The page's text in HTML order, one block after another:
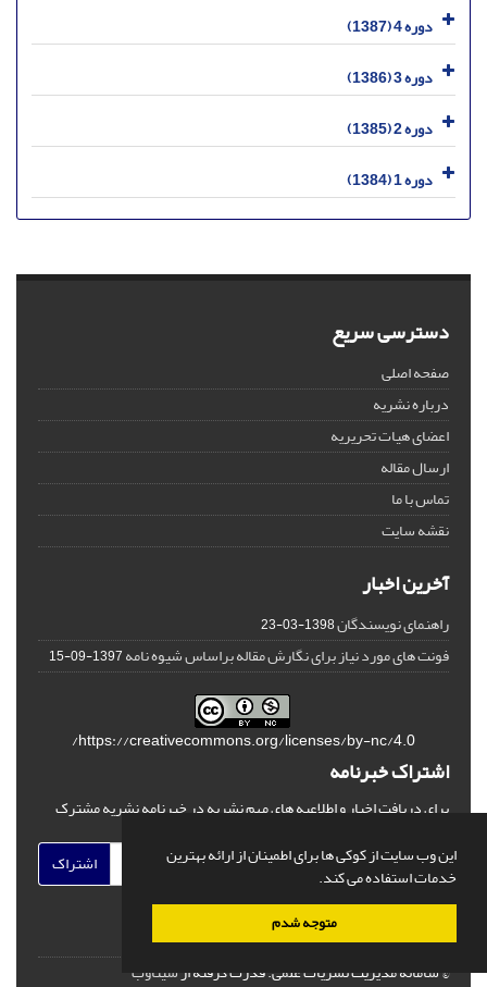
این وب سایت از کوکی ها برای اطمینان از ارائه بهترین
خدمات استفاده می کند.
متوجه شدم
دوره 4 (1387)
دوره 3 (1386)
دوره 2 (1385)
دوره 1 (1384)
دسترسی سریع
صفحه اصلی
درباره نشریه
اعضای هیات تحریریه
ارسال مقاله
تماس با ما
نقشه سایت
آخرین اخبار
راهنمای نویسندگان1398-03-23
فونت های مورد نیاز برای نگارش مقاله براساس شیوه نامه1397-09-15
https://creativecommons.org/licenses/by-nc/4.0/
اشتراک خبرنامه
برای دریافت اخبار و اطلاعیه های مهم نشریه در خبرنامه نشریه مشترک
اشتراک
© سامانه مدیریت نشریات علمی.قدرت گرفته ازسیناوب